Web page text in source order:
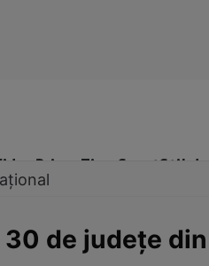
Prime Time SportStil
de județe